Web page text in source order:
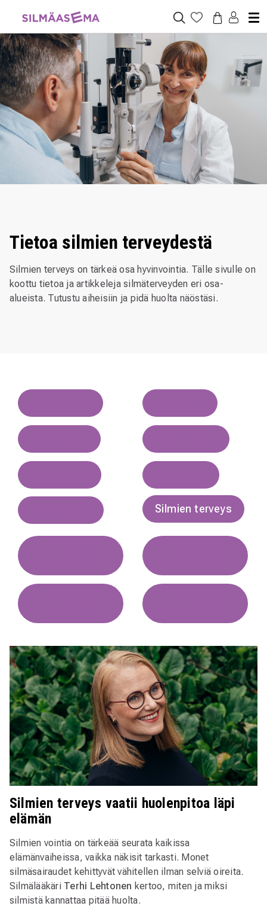
Tietoa silmien terveydestä
Silmien terveys on tärkeä osa hyvinvointia. Tälle sivulle on
koottu tietoa ja artikkeleja silmäterveyden eri osa-
alueista. Tutustu aiheisiin ja pidä huolta näöstäsi.
Silmien terveys
Silmien terveys vaatii huolenpitoa läpi
elämän
Silmien vointia on tärkeää seurata kaikissa
elämänvaiheissa, vaikka näkisit tarkasti. Monet
silmäsairaudet kehittyvät vähitellen ilman selviä oireita.
Silmälääkäri Terhi Lehtonen kertoo, miten ja miksi
silmistä kannattaa pitää huolta.